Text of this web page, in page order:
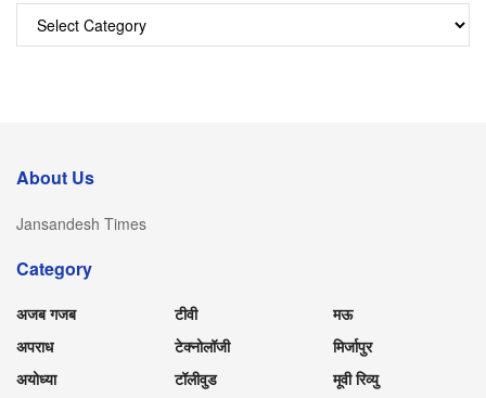
About Us
Jansandesh Times
Category
अजब गजब
अपराध
अयोध्या
टीवी
टेक्नोलॉजी
टॉलीवुड
मऊ
मिर्जापुर
मूवी रिव्यु